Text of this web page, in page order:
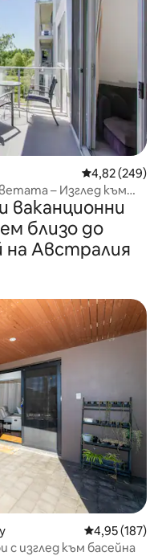
Средна
4,82 (249)
– Изглед към
ваканционни
близо до
на Австралия
Средна
4,95 (187)
изглед към басейна